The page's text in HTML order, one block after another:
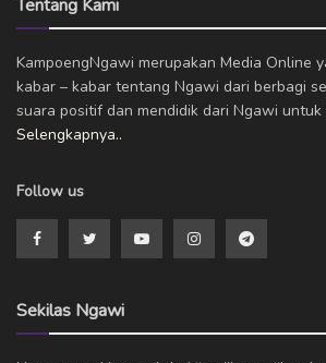
Tentang Kami
KampoengNgawi merupakan Media Online
kabar – kabar tentang Ngawi dari berbagi
suara positif dan mendidik dari Ngawi untuk
Selengkapnya..
Follow us
Sekilas Ngawi